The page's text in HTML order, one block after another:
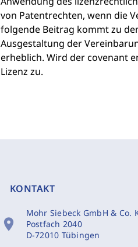
von Patentrechten, wenn die
folgende Beitrag kommt zu
Ausgestaltung der
erheblich. Wird der covenant
Lizenz zu.
KONTAKT
location_on
Mohr Siebeck GmbH & Co.
Postfach 2040
D-72010 Tübingen